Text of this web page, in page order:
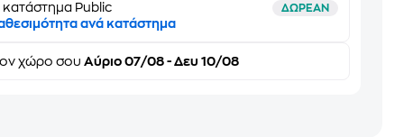
κατάστημα Public ΔΩΡΕΑΝ
ανά κατάστημα
χώρο σου Αύριο 07/08 - Δευ 10/08